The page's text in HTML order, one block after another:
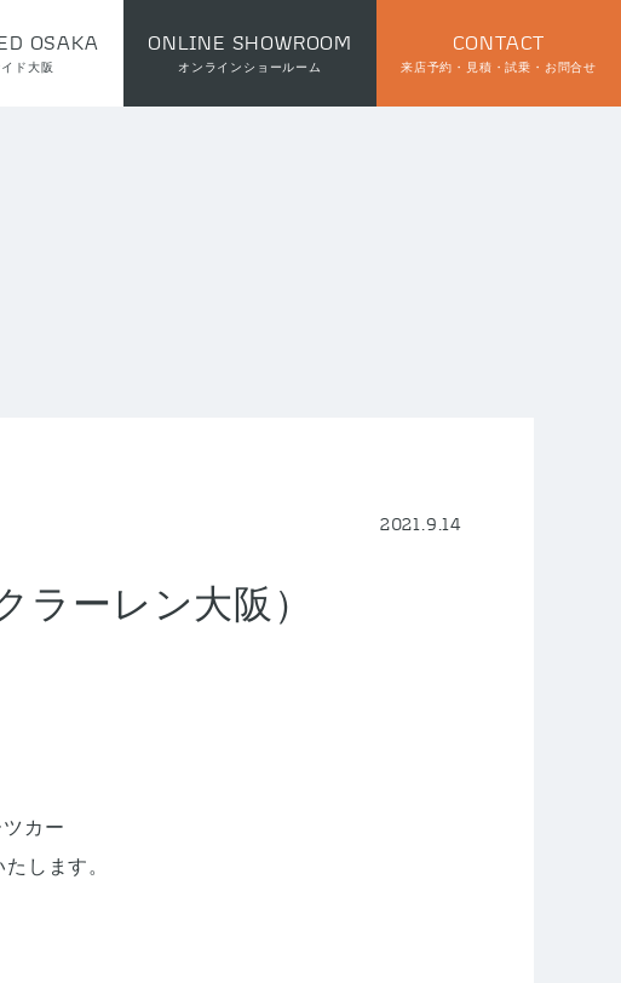
OSAKA
ド大阪
ONLINE SHOWROOM
オンラインショールーム
CONTACT
来店予約・見積・試乗・お問合せ
2021.9.14
ーレン大阪）
カー
します。